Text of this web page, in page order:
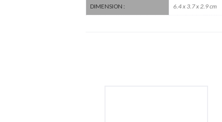
DIMENSION : 6.4 x 3.7 x 2.9 cm